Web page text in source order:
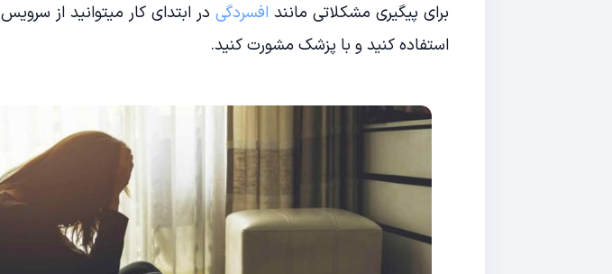
برای پیگیری مشکلاتی مانند افسردگیدر ابتدای کار میتوانید از سرویس
استفاده کنید و با پزشک مشورت کنید.